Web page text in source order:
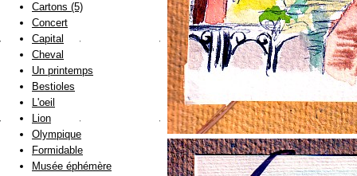
Cartons (5)
Concert
Capital
Cheval
Un printemps
Bestioles
L'oeil
Lion
Olympique
Formidable
Musée éphémère